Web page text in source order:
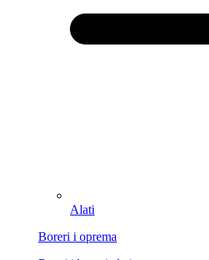
Alati
Boreri i oprema